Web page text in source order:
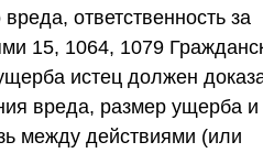
ответственность за
15, 1064, 1079
истец должен
вреда, размер ущерба и
между действиями (или